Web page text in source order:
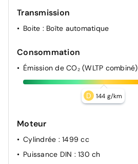
Transmission
Boite : Boîte automatique
Consommation
Émission de CO₂ (WLTP combiné)
D 144 g/km
Moteur
Cylindrée : 1499 cc
Puissance DIN : 130 ch